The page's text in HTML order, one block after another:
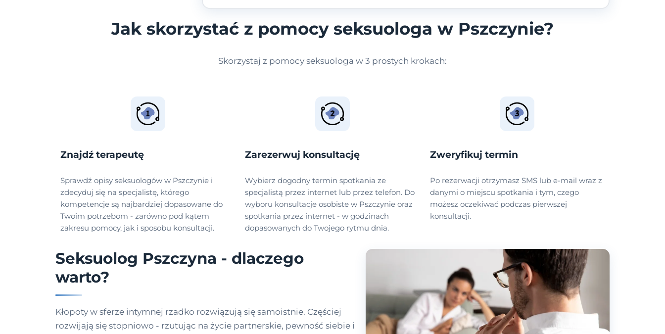
mogę obiecać, że będę po Twojej stronie.
Jak skorzystać z pomocy seksuologa w Pszczynie?
Skorzystaj z pomocy seksuologa w 3 prostych krokach:
Znajdź terapeutę
Sprawdź opisy seksuologów w Pszczynie i
zdecyduj się na specjalistę, którego
kompetencje są najbardziej dopasowane do
Twoim potrzebom - zarówno pod kątem
zakresu pomocy, jak i sposobu konsultacji.
Zarezerwuj konsultację
Wybierz dogodny termin spotkania ze
specjalistą przez internet lub przez telefon. Do
wyboru konsultacje osobiste w Pszczynie oraz
spotkania przez internet - w godzinach
dopasowanych do Twojego rytmu dnia.
Zweryfikuj termin
Po rezerwacji otrzymasz SMS lub e-mail wraz z
danymi o miejscu spotkania i tym, czego
możesz oczekiwać podczas pierwszej
konsultacji.
Seksuolog Pszczyna - dlaczego
warto?
Kłopoty w sferze intymnej rzadko rozwiązują się samoistnie. Częściej
rozwijają się stopniowo - rzutując na życie partnerskie, pewność siebie i